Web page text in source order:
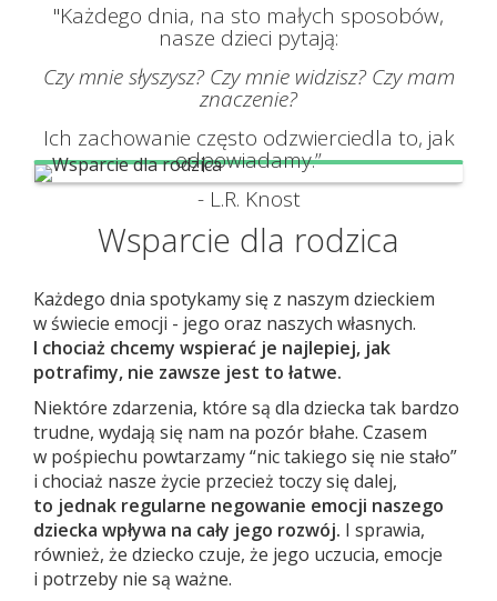
"Każdego dnia, na sto małych sposobów,
nasze dzieci pytają:
Czy mnie słyszysz? Czy mnie widzisz? Czy mam
znaczenie?
Ich zachowanie często odzwierciedla to, jak
odpowiadamy.”
- L.R. Knost
Wsparcie dla rodzica
Każdego dnia spotykamy się z naszym dzieckiem
w świecie emocji - jego oraz naszych własnych.
I chociaż chcemy wspierać je najlepiej, jak
potrafimy, nie zawsze jest to łatwe.
Niektóre zdarzenia, które są dla dziecka tak bardzo
trudne, wydają się nam na pozór błahe. Czasem
w pośpiechu powtarzamy “nic takiego się nie stało”
i chociaż nasze życie przecież toczy się dalej,
to jednak regularne negowanie emocji naszego
dziecka wpływa na cały jego rozwój. I sprawia,
również, że dziecko czuje, że jego uczucia, emocje
i potrzeby nie są ważne.